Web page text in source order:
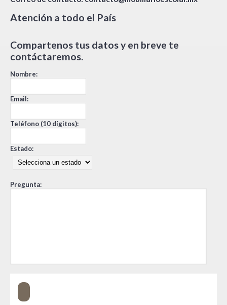
Atención a todo el País
Compartenos tus datos y en breve te
contáctaremos.
Nombre:
Email:
Teléfono (10 dígitos):
Estado:
Pregunta: